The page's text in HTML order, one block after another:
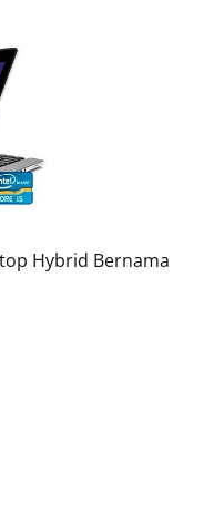
Hybrid Bernama